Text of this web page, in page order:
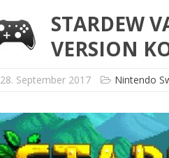
STARDEW
VERSION
28. September 2017 Nintendo